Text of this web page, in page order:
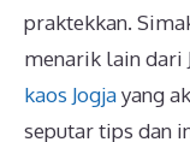
praktekkan.
menarik lain dari
kaos Jogjayang
seputar tips dan